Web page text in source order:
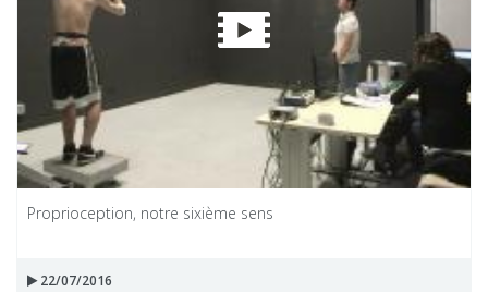
Proprioception, notre sixième sens
22/07/2016